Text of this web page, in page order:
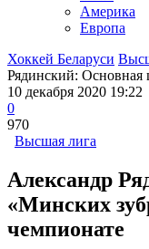
Америка
Европа
Хоккей Беларуси
Рядинский: Основная
10 декабря 2020 19:22
0
970
Высшая лига
Александр
«Минских
чемпионате